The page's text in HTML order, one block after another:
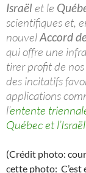
Israël et le
scientifiques et,
nouvelAccord
qui offre une
tirer profit de
des incitatifs
applications
l’entente
Québec et l’Israël
(Crédit photo:
cette photo: C’est